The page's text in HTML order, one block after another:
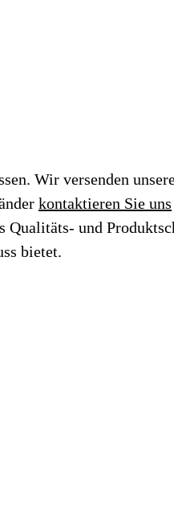
Wir versenden
kontaktieren Sie uns
und
bietet.